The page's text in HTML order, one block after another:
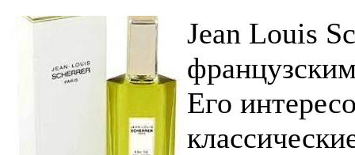
Jean Louis
Его